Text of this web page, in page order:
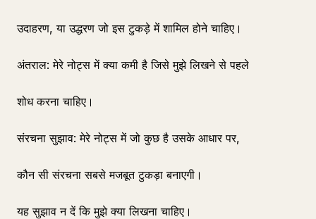
उदाहरण, या उद्धरण जो इस टुकड़े में शामिल होने चाहिए।
अंतराल: मेरे नोट्स में क्या कमी है जिसे मुझे लिखने से पहले
शोध करना चाहिए।
संरचना सुझाव: मेरे नोट्स में जो कुछ है उसके आधार पर,
कौन सी संरचना सबसे मजबूत टुकड़ा बनाएगी।
यह सुझाव न दें कि मुझे क्या लिखना चाहिए।